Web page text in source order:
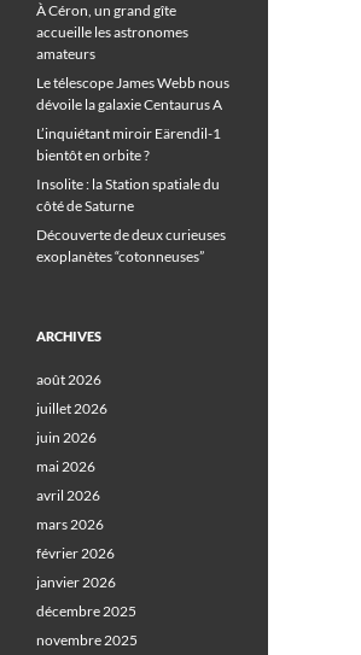
À Céron, un grand gîte
accueille les astronomes
amateurs
Le télescope James Webb nous
dévoile la galaxie Centaurus A
L’inquiétant miroir Eärendil-1
bientôt en orbite ?
Insolite : la Station spatiale du
côté de Saturne
Découverte de deux curieuses
exoplanètes “cotonneuses”
ARCHIVES
août 2026
juillet 2026
juin 2026
mai 2026
avril 2026
mars 2026
février 2026
janvier 2026
décembre 2025
novembre 2025